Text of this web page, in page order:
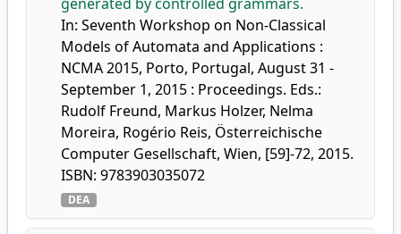
In: Seventh Workshop on Non-Classical
Models of Automata and Applications :
NCMA 2015, Porto, Portugal, August 31 -
September 1, 2015 : Proceedings. Eds.:
Rudolf Freund, Markus Holzer, Nelma
Moreira, Rogério Reis, Österreichische
Computer Gesellschaft, Wien, [59]-72, 2015.
ISBN: 9783903035072
DEA